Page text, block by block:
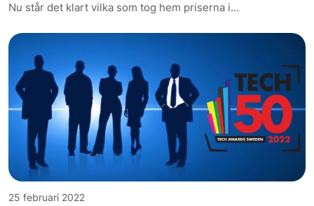
Nu står det klart vilka som tog hem priserna i...
25 februari 2022